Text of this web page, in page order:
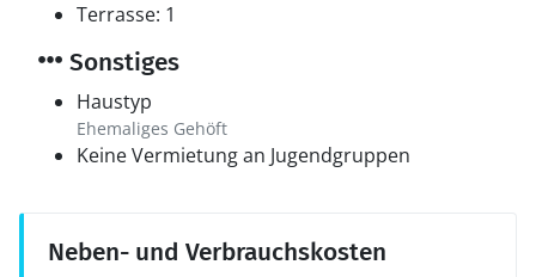
Terrasse: 1
Sonstiges
Haustyp
Ehemaliges Gehöft
Keine Vermietung an Jugendgruppen
Neben- und Verbrauchskosten